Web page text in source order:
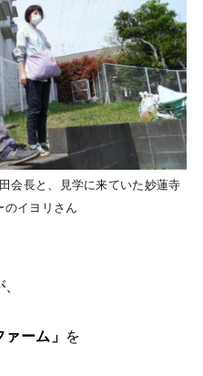
会長と、見学に来ていた妙蓮寺
のイヨリさん
ーム」 を